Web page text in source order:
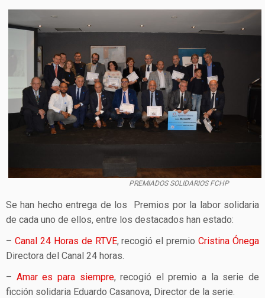
PREMIADOS SOLIDARIOS FCHP
Se han hecho entrega de los Premios por la labor solidaria
de cada uno de ellos, entre los destacados han estado:
– Canal 24 Horas de RTVE, recogió el premioCristina Ónega
Directora del Canal 24 horas.
– Amar es para siempre, recogió el premio a la serie de
ficción solidaria Eduardo Casanova, Director de la serie.